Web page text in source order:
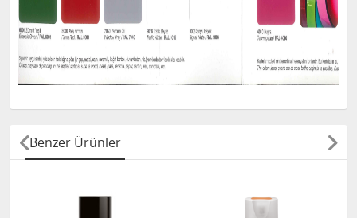
Benzer Ürünler